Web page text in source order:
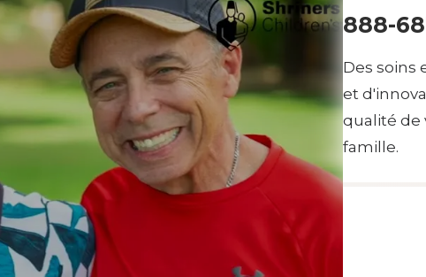
888-
Des soins
et
qualité de
famille.